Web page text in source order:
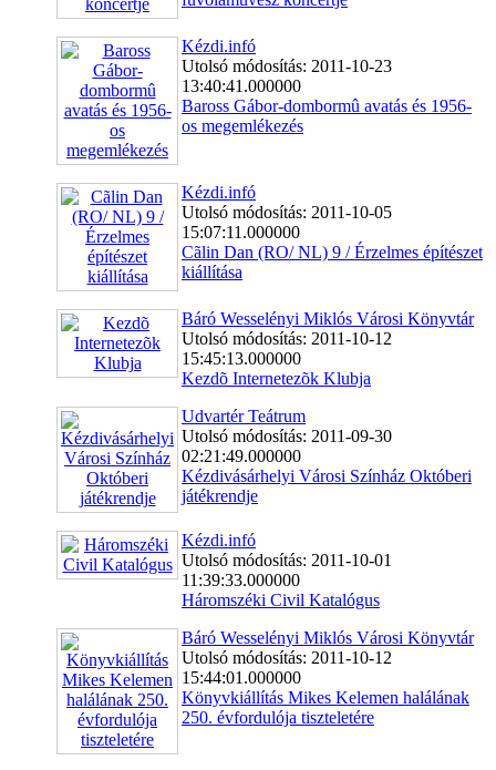
Kézdi.infó
Utolsó módosítás: 2011-10-23
13:40:41.000000
Baross Gábor-dombormû avatás és 1956-
os megemlékezés
Kézdi.infó
Utolsó módosítás: 2011-10-05
15:07:11.000000
Cãlin Dan (RO/ NL) 9 / Érzelmes építészet
kiállítása
Báró Wesselényi Miklós Városi Könyvtár
Utolsó módosítás: 2011-10-12
15:45:13.000000
Kezdõ Internetezõk Klubja
Udvartér Teátrum
Utolsó módosítás: 2011-09-30
02:21:49.000000
Kézdivásárhelyi Városi Színház Októberi
játékrendje
Kézdi.infó
Utolsó módosítás: 2011-10-01
11:39:33.000000
Háromszéki Civil Katalógus
Báró Wesselényi Miklós Városi Könyvtár
Utolsó módosítás: 2011-10-12
15:44:01.000000
Könyvkiállítás Mikes Kelemen halálának
250. évfordulója tiszteletére